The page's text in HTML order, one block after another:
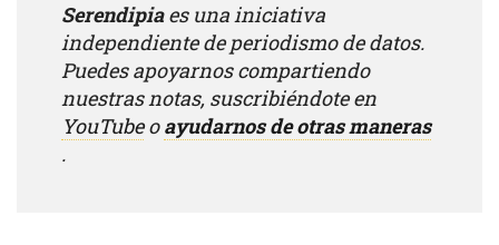
Serendipiaes una iniciativa
independiente de periodismo de datos.
Puedes apoyarnos compartiendo
nuestras notas, suscribiéndote en
YouTubeoayudarnos de otras maneras
.